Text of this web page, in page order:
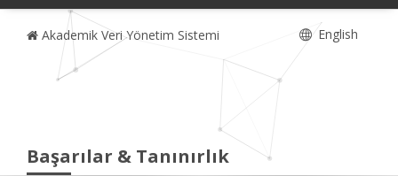
Akademik Veri Yönetim Sistemi English
Başarılar & Tanınırlık